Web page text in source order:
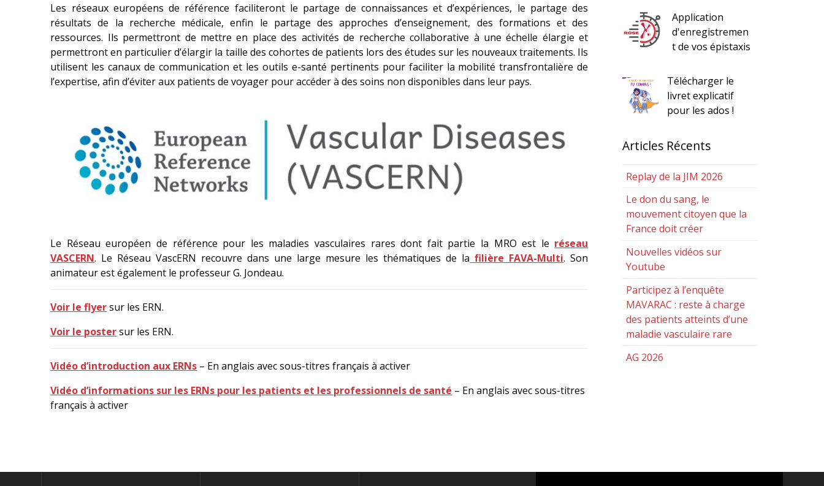
Les réseaux européens de référence faciliteront le partage de connaissances et d’expériences, le partage des
résultats de la recherche médicale, enfin le partage des approches d’enseignement, des formations et des
ressources. Ils permettront de mettre en place des activités de recherche collaborative à une échelle élargie et
permettront en particulier d’élargir la taille des cohortes de patients lors des études sur les nouveaux traitements. Ils
utilisent les canaux de communication et les outils e-santé pertinents pour faciliter la mobilité transfrontalière de
l’expertise, afin d’éviter aux patients de voyager pour accéder à des soins non disponibles dans leur pays.
Le Réseau européen de référence pour les maladies vasculaires rares dont fait partie la MRO est le réseau
VASCERN. Le Réseau VascERN recouvre dans une large mesure les thématiques de la filière FAVA-Multi. Son
animateur est également le professeur G. Jondeau.
Voir le flyersur les ERN.
Voir le postersur les ERN.
Vidéo d’introduction aux ERNs – En anglais avec sous-titres français à activer
Vidéo d’informations sur les ERNs pour les patients et les professionnels de santé – En anglais avec sous-titres
français à activer
Application
d'enregistremen
t de vos épistaxis
Télécharger le
livret explicatif
pour les ados !
Articles Récents
Replay de la JIM 2026
Le don du sang, le
mouvement citoyen que la
France doit créer
Nouvelles vidéos sur
Youtube
Participez à l’enquête
MAVARAC : reste à charge
des patients atteints d’une
maladie vasculaire rare
AG 2026